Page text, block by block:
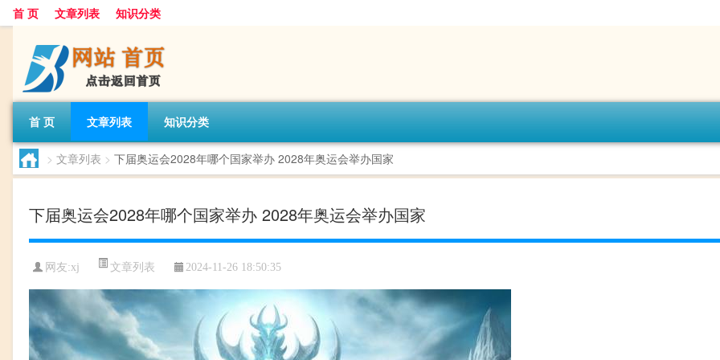
首 页 文章列表 知识分类
首 页 文章列表 知识分类
> 文章列表 > 下届奥运会2028年哪个国家举办 2028年奥运会举办国家
下届奥运会2028年哪个国家举办 2028年奥运会举办国家
网友:xj 文章列表 2024-11-26 18:50:35